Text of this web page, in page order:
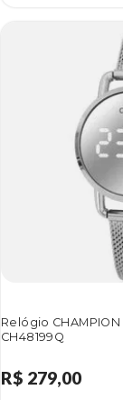
Relógio
CH48199Q
R$ 279,00